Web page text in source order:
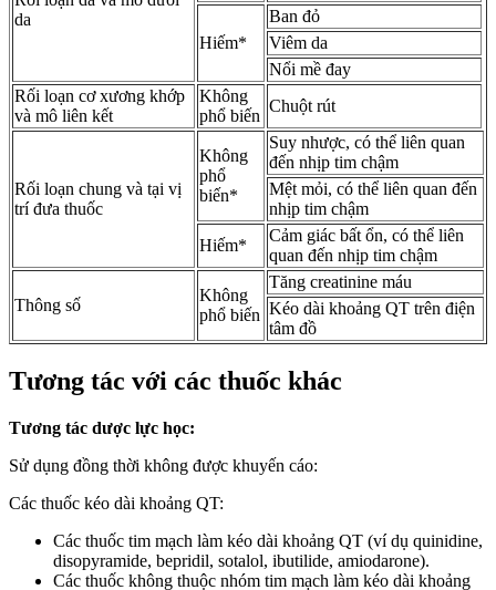
da
Hiếm*
Ban đỏ
Viêm da
Nổi mề đay
Rối loạn cơ xương khớp
và mô liên kết
Không
phổ biến
Chuột rút
Rối loạn chung và tại vị
trí đưa thuốc
Không
phổ
biến*
Suy nhược, có thể liên quan
đến nhịp tim chậm
Mệt mỏi, có thể liên quan đến
nhịp tim chậm
Hiếm*
Cảm giác bất ổn, có thể liên
quan đến nhịp tim chậm
Thông số
Không
phổ biến
Tăng creatinine máu
Kéo dài khoảng QT trên điện
tâm đồ
Tương tác với các thuốc khác
Tương tác dược lực học:
Sử dụng đồng thời không được khuyến cáo:
Các thuốc kéo dài khoảng QT:
Các thuốc tim mạch làm kéo dài khoảng QT (ví dụ quinidine,
disopyramide, bepridil, sotalol, ibutilide, amiodarone).
Các thuốc không thuộc nhóm tim mạch làm kéo dài khoảng